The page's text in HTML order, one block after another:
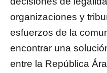
organizaciones y
esfuerzos de la
encontrar una
entre la República